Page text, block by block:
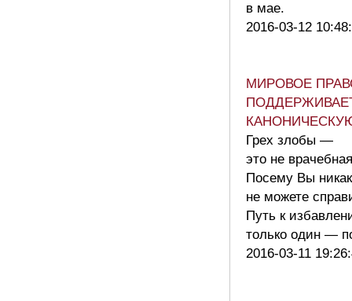
в мае.
2016-03-12
МИРОВОЕ
Грех злобы —
это не
Посему Вы
не можете
Путь к
только один —
2016-03-11